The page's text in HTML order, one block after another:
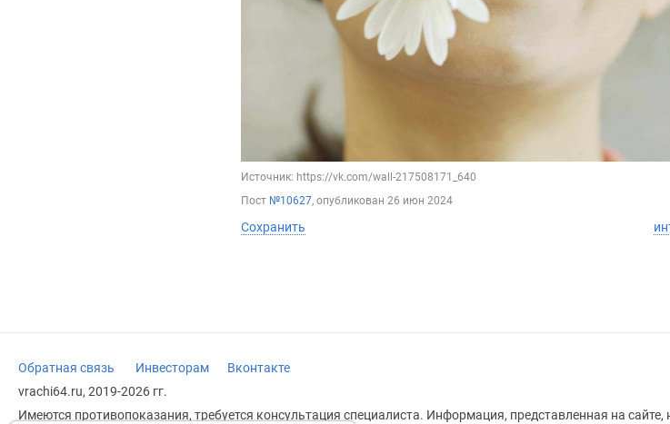
Источник: https://vk.com/wall-217508171_640
Пост №10627, опубликован 26 июн 2024
Сохранить
Обратная связь Инвесторам
Вконтакте
vrachi64.ru, 2019-2026 гг.
Имеются противопоказания, требуется консультация специалиста. Информация, представленная на